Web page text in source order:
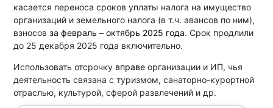
касается переноса сроков уплаты налога на имущество
организаций и земельного налога (в т.ч. авансов по ним),
взносов за февраль – октябрь 2025 года. Срок продлили
до 25 декабря 2025 года включительно.
Использовать отсрочку вправеорганизации и ИП, чья
деятельность связана с туризмом, санаторно-курортной
отраслью, культурой, сферой развлечений и др.